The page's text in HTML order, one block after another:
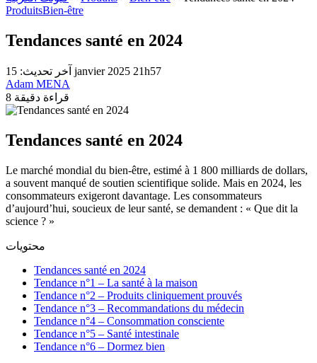
ProduitsBien-être
Tendances santé en 2024
آخر تحديث: 15 janvier 2025 21h57
Adam MENA
8 قراءة دقيقة
Tendances santé en 2024
Le marché mondial du bien-être, estimé à 1 800 milliards de dollars,
a souvent manqué de soutien scientifique solide. Mais en 2024, les
consommateurs exigeront davantage. Les consommateurs
d’aujourd’hui, soucieux de leur santé, se demandent : « Que dit la
science ? »
محتويات
Tendances santé en 2024
Tendance n°1 – La santé à la maison
Tendance n°2 – Produits cliniquement prouvés
Tendance n°3 – Recommandations du médecin
Tendance n°4 – Consommation consciente
Tendance n°5 – Santé intestinale
Tendance n°6 – Dormez bien